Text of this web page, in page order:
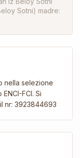
Sotni) madre:
nella selezione
FCI. Si
nr: 3923844693